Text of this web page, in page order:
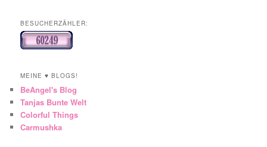
BESUCHERZÄHLER:
MEINE ♥ BLOGS!
BeAngel's Blog
Tanjas Bunte Welt
Colorful Things
Carmushka